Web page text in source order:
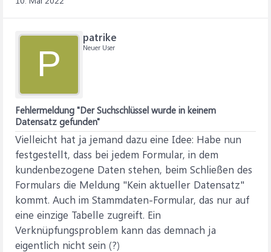
P
patrike
Neuer User
Fehlermeldung "Der Suchschlüssel wurde in keinem
Datensatz gefunden"
Vielleicht hat ja jemand dazu eine Idee: Habe nun
festgestellt, dass bei jedem Formular, in dem
kundenbezogene Daten stehen, beim Schließen des
Formulars die Meldung "Kein aktueller Datensatz"
kommt. Auch im Stammdaten-Formular, das nur auf
eine einzige Tabelle zugreift. Ein
Verknüpfungsproblem kann das demnach ja
eigentlich nicht sein (?)